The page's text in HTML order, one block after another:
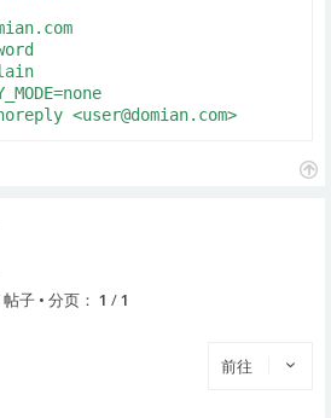
<user@domian.com
帖子 • 分页： 1 /1
前往